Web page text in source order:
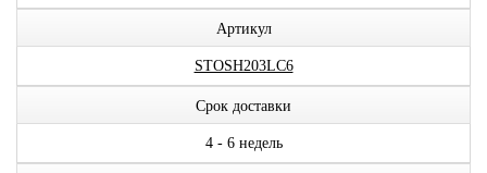
Артикул
STOSH203LC6
Срок доставки
4 - 6 недель